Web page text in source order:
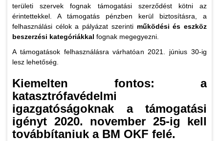
területi szervek fognak támogatási szerződést kötni az
érintettekkel. A támogatás pénzben kerül biztosításra, a
felhasználási célok a pályázat szerinti működési és eszköz
beszerzési kategóriákkal fognak megegyezni.
A támogatások felhasználásra várhatóan 2021. június 30-ig
lesz lehetőség.
Kiemelten fontos: a
katasztrófavédelmi
igazgatóságoknak a támogatási
igényt 2020. november 25-ig kell
továbbítaniuk a BM OKF felé.